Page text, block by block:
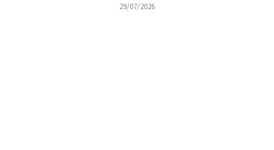
29/07/2026